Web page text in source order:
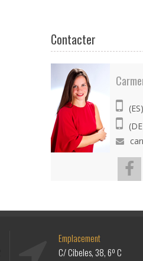
Contacter
Emplacement
C/ Cibeles, 38, 6º C